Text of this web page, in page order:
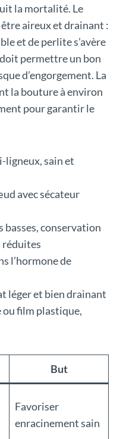
la mortalité. Le
aireux et drainant :
et de perlite s’avère
permettre un bon
d’engorgement. La
la bouture à environ
pour garantir le
ligneux, sain et
avec sécateur
basses, conservation
réduites
l’hormone de
léger et bien drainant
film plastique,
But
Favoriser
enracinement sain